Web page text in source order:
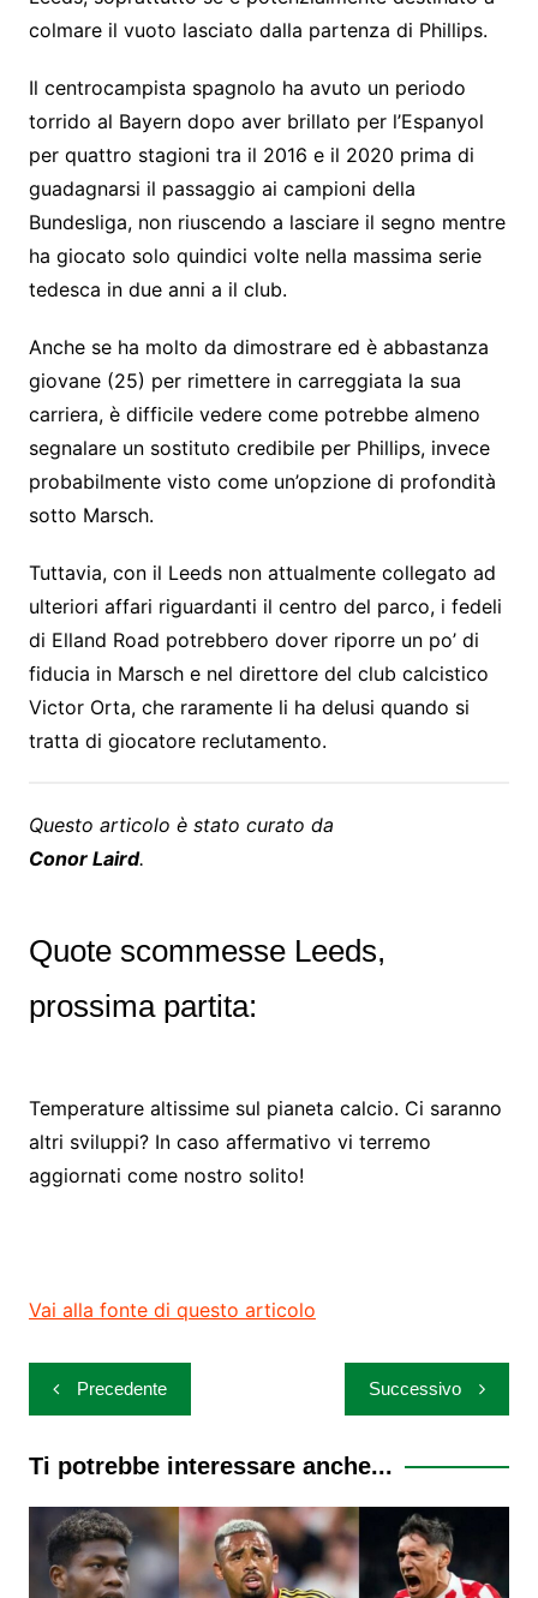
colmare il vuoto lasciato dalla partenza di Phillips.
Il centrocampista spagnolo ha avuto un periodo
torrido al Bayern dopo aver brillato per l’Espanyol
per quattro stagioni tra il 2016 e il 2020 prima di
guadagnarsi il passaggio ai campioni della
Bundesliga, non riuscendo a lasciare il segno mentre
ha giocato solo quindici volte nella massima serie
tedesca in due anni a il club.
Anche se ha molto da dimostrare ed è abbastanza
giovane (25) per rimettere in carreggiata la sua
carriera, è difficile vedere come potrebbe almeno
segnalare un sostituto credibile per Phillips, invece
probabilmente visto come un’opzione di profondità
sotto Marsch.
Tuttavia, con il Leeds non attualmente collegato ad
ulteriori affari riguardanti il ​​centro del parco, i fedeli
di Elland Road potrebbero dover riporre un po’ di
fiducia in Marsch e nel direttore del club calcistico
Victor Orta, che raramente li ha delusi quando si
tratta di giocatore reclutamento.
Questo articolo è stato curato da
Conor Laird.
Quote scommesse Leeds,
prossima partita:
Temperature altissime sul pianeta calcio. Ci saranno
altri sviluppi? In caso affermativo vi terremo
aggiornati come nostro solito!
Vai alla fonte di questo articolo
Navigazione
articoli
Precedente Successivo
Ti potrebbe interessare anche...